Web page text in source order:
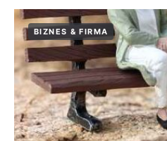
BIZNES & FIRMA